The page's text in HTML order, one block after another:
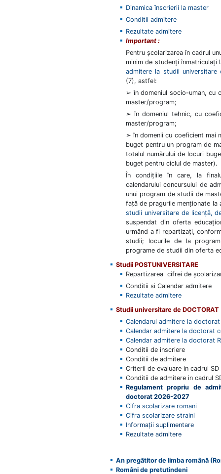
Dinamica înscrierii la master
Conditii admitere
Rezultate admitere
Important :
Pentru școlarizarea în cadrul
minim de studenți
admitere la studii
(7), astfel:
➢ în domeniul socio-uman, cu
master/program;
➢ în domeniul tehnic, cu
master/program;
➢ în domenii cu coeficient mai
buget pentru un program de
totalul numărului de locuri
buget pentru ciclul de master).
În condițiile în care, la
calendarului concursului de
unui program de studii de
față de pragurile menționate la
studii universitare de licenţă,
suspendat din oferta
urmând a fi repartizați,
studii; locurile de la
programe de studii din oferta
Studii POSTUNIVERSITARE
Repartizarea cifrei de
Conditii si Calendar admitere
Rezultate admitere
Studii universitare de DOCTORAT
Calendarul admitere la doctorat
Calendar admitere la doctorat
Calendar admitere la doctorat
Conditii de inscriere
Conditii de admitere
Criterii de evaluare in cadrul
Conditii de admitere in cadrul
Regulament propriu de
doctorat 2026-2027
Cifra scolarizare romani
Cifra scolarizare straini
Informaţii suplimentare
Rezultate admitere
An pregătitor de limba română
Români de pretutindeni